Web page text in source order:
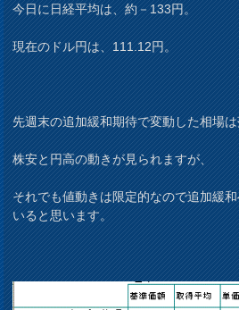
今日に日経平均は、約－133円。
現在のドル円は、111.12円。
先週末の追加緩和期待で変動した相場
株安と円高の動きが見られますが、
それでも値動きは限定的なので追加緩
いると思います。